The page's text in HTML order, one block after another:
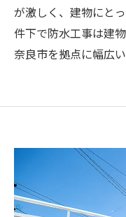
が激しく、建物にと
件下で防水工事は建
奈良市を拠点に幅広